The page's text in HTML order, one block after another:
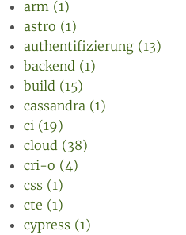
arm (1)
astro (1)
authentifizierung (13)
backend (1)
build (15)
cassandra (1)
ci (19)
cloud (38)
cri-o (4)
css (1)
cte (1)
cypress (1)